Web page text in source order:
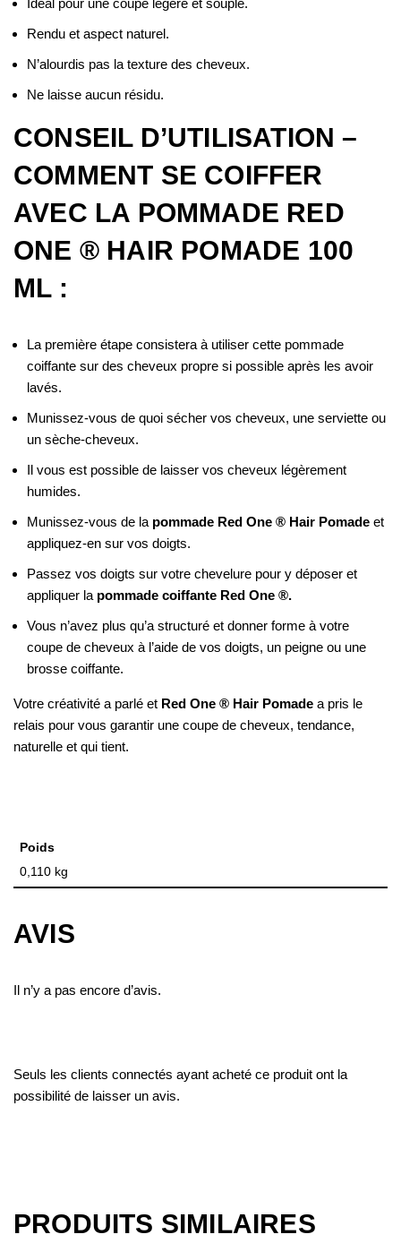
Idéal pour une coupe légère et souple.
Rendu et aspect naturel.
N’alourdis pas la texture des cheveux.
Ne laisse aucun résidu.
CONSEIL D’UTILISATION –
COMMENT SE COIFFER
AVEC LA POMMADE RED
ONE ® HAIR POMADE 100
ML :
La première étape consistera à utiliser cette pommade
coiffante sur des cheveux propre si possible après les avoir
lavés.
Munissez-vous de quoi sécher vos cheveux, une serviette ou
un sèche-cheveux.
Il vous est possible de laisser vos cheveux légèrement
humides.
Munissez-vous de la pommade Red One ® Hair Pomade et
appliquez-en sur vos doigts.
Passez vos doigts sur votre chevelure pour y déposer et
appliquer la pommade coiffante Red One ®.
Vous n’avez plus qu’a structuré et donner forme à votre
coupe de cheveux à l’aide de vos doigts, un peigne ou une
brosse coiffante.
Votre créativité a parlé et Red One ® Hair Pomade a pris le
relais pour vous garantir une coupe de cheveux, tendance,
naturelle et qui tient.
Poids
0,110 kg
AVIS
Il n’y a pas encore d’avis.
Seuls les clients connectés ayant acheté ce produit ont la
possibilité de laisser un avis.
PRODUITS SIMILAIRES